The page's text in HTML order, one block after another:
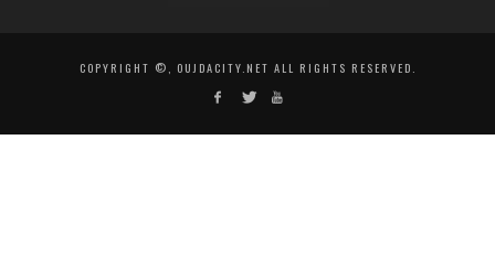
COPYRIGHT ©, OUJDACITY.NET ALL RIGHTS RESERVED.